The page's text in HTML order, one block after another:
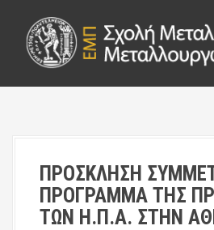
ΠΡΟΣΚΛΗΣΗ
ΠΡΟΓΡΑΜΜΑ ΤΗΣ
ΤΩΝ Η.Π.Α. ΣΤΗΝ